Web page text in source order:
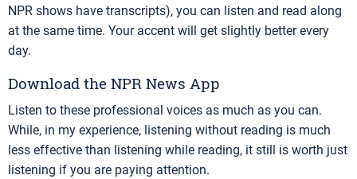
NPR shows have transcripts), you can listen and read along
at the same time. Your accent will get slightly better every
day.
Download the NPR News App
Listen to these professional voices as much as you can.
While, in my experience, listening without reading is much
less effective than listening while reading, it still is worth just
listening if you are paying attention.